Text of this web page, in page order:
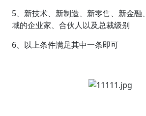
5、新技术、新制造、新零售、新金融
域的企业家、合伙人以及总裁级别
6、以上条件满足其中一条即可